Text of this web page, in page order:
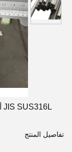
تفاصيل المنتج